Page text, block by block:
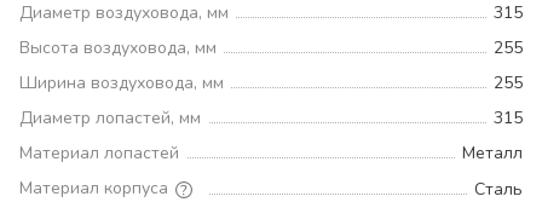
Диаметр воздуховода, мм
315
Высота воздуховода, мм
255
Ширина воздуховода, мм
255
Диаметр лопастей, мм
315
Материал лопастей
Металл
Материал корпуса
Сталь